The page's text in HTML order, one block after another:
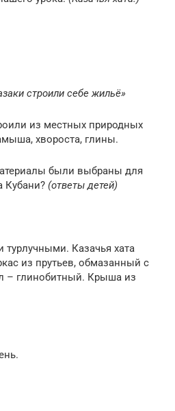
строили себе жильё»
из местных природных
хвороста, глины.
были выбраны для
Кубани? (ответы детей)
Казачья хата
из прутьев, обмазанный с
– глинобитный. Крыша из